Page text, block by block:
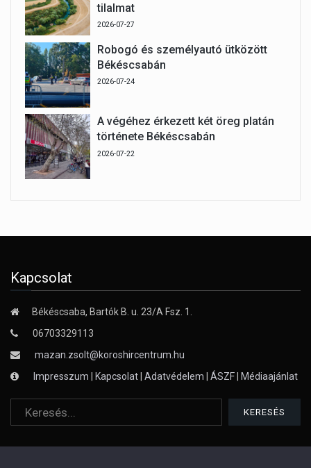
tilalmat
2026-07-27
Robogó és személyautó ütközött
Békéscsabán
2026-07-24
A végéhez érkezett két öreg platán
története Békéscsabán
2026-07-22
Kapcsolat
Békéscsaba, Bartók B. u. 23/A Fsz. 1.
06703329113
mazan.zsolt@koroshircentrum.hu
Impresszum
Kapcsolat Adatvédelem ÁSZF Médiaajánlat